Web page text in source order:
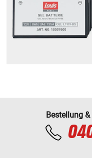
Bestellung &